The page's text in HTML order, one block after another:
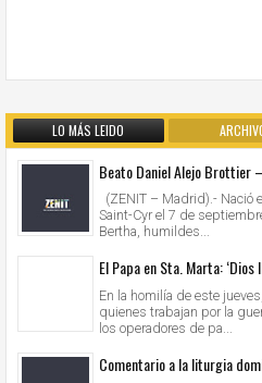
LO MÁS LEIDO
Beato Daniel Alejo Brottier
(ZENIT – Madrid).- Nació
Saint-Cyr el 7 de
Bertha, humildes...
El Papa en Sta. Marta:
En la homilía de este
quienes trabajan por la
los operadores de pa...
Comentario a la liturgia